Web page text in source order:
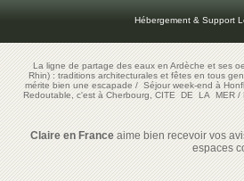
Hébergement & Support
La ligne de partage des eaux en Ardèche et ses
Rhin) : traditions architecturales et fêtes en tous
mérite bien une escapade/Séjour week-end à
Redoutable, c'est à Cherbourg, CITE DE LA MER/
Claire en Franceaime bien recevoir vos
espaces